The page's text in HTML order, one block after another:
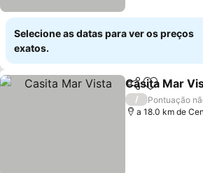
Selecione as datas para ver os preços
exatos.
PartilharAdicionar
Casita Mar
/
Pontuação
a 18.0 km de